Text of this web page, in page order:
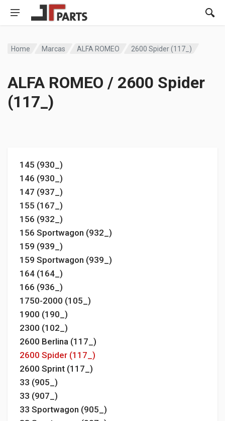
Home Marcas ALFA ROMEO 2600 Spider (117_)
ALFA ROMEO / 2600 Spider
(117_)
145 (930_)
146 (930_)
147 (937_)
155 (167_)
156 (932_)
156 Sportwagon (932_)
159 (939_)
159 Sportwagon (939_)
164 (164_)
166 (936_)
1750-2000 (105_)
1900 (190_)
2300 (102_)
2600 Berlina (117_)
2600 Spider (117_)
2600 Sprint (117_)
33 (905_)
33 (907_)
33 Sportwagon (905_)